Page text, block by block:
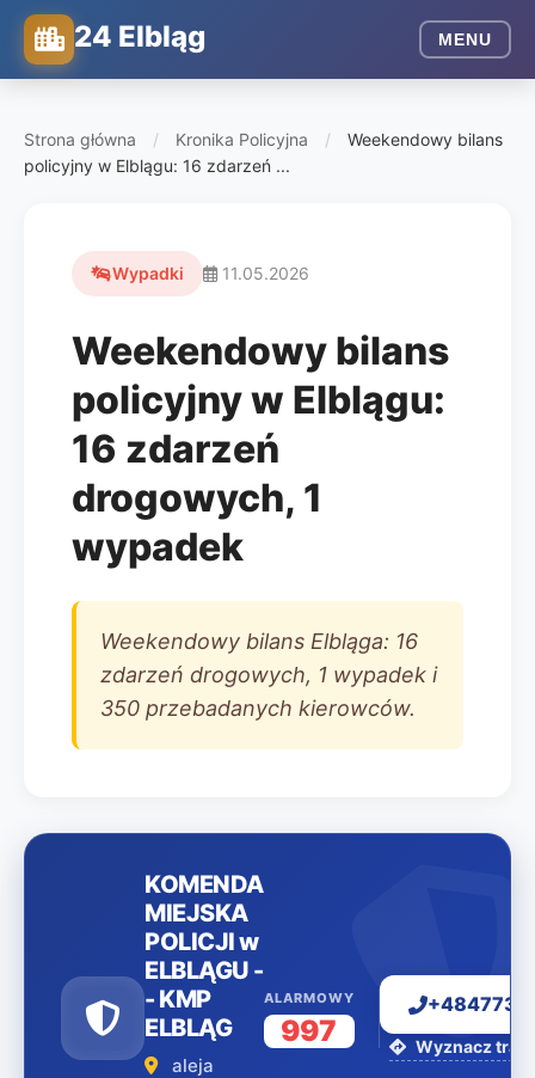
24 Elbląg MENU
Strona główna / Kronika Policyjna /
Weekendowy bilans
policyjny w Elblągu: 16 zdarzeń ...
Wypadki 11.05.2026
Weekendowy bilans
policyjny w Elblągu:
16 zdarzeń
drogowych, 1
wypadek
Weekendowy bilans Elbląga: 16
zdarzeń drogowych, 1 wypadek i
350 przebadanych kierowców.
KOMENDA
MIEJSKA
POLICJI w
ELBLĄGU -
- KMP
ELBLĄG
aleja
ALARMOWY
997 Wyznacz